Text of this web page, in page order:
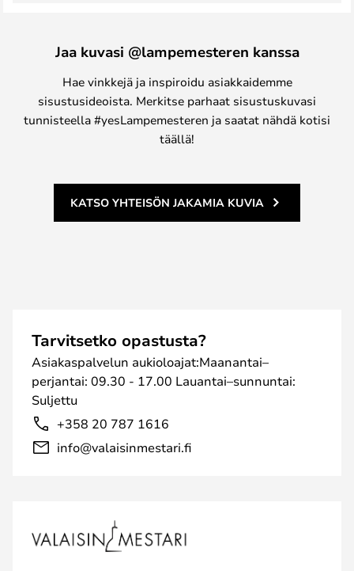
Jaa kuvasi @lampemesteren kanssa
Hae vinkkejä ja inspiroidu asiakkaidemme
sisustusideoista. Merkitse parhaat sisustuskuvasi
tunnisteella #yesLampemesteren ja saatat nähdä kotisi
täällä!
KATSO YHTEISÖN JAKAMIA KUVIA
Tarvitsetko opastusta?
Asiakaspalvelun aukioloajat:Maanantai–
perjantai: 09.30 - 17.00 Lauantai–sunnuntai:
Suljettu
+358 20 787 1616
info@valaisinmestari.fi